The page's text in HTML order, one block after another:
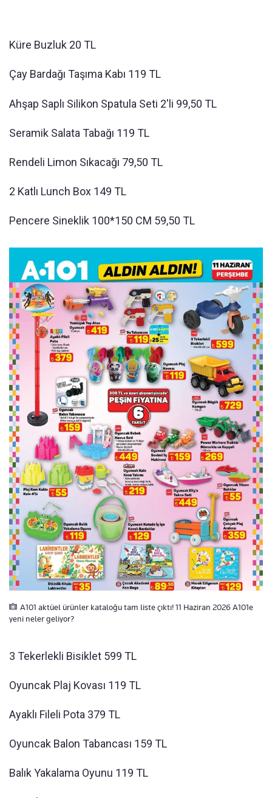
Küre Buzluk 20 TL
Çay Bardağı Taşıma Kabı 119 TL
Ahşap Saplı Silikon Spatula Seti 2'li 99,50 TL
Seramik Salata Tabağı 119 TL
Rendeli Limon Sıkacağı 79,50 TL
2 Katlı Lunch Box 149 TL
Pencere Sineklik 100*150 CM 59,50 TL
A101 aktüel ürünler kataloğu tam liste çıktı! 11 Haziran 2026 A101e
yeni neler geliyor?
3 Tekerlekli Bisiklet 599 TL
Oyuncak Plaj Kovası 119 TL
Ayaklı Fileli Pota 379 TL
Oyuncak Balon Tabancası 159 TL
Balık Yakalama Oyunu 119 TL